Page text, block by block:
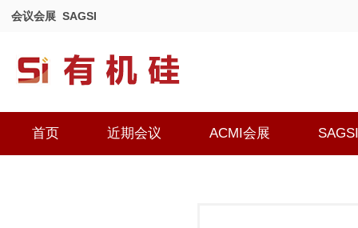
会议会展 SAGSI
首页 近期会议 ACMI会展 SAGSI